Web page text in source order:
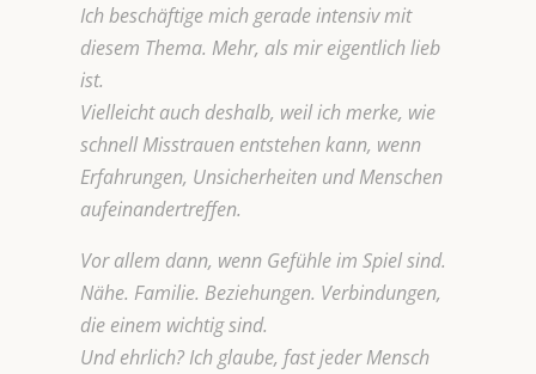
Ich beschäftige mich gerade intensiv mit
diesem Thema. Mehr, als mir eigentlich lieb
ist.
Vielleicht auch deshalb, weil ich merke, wie
schnell Misstrauen entstehen kann, wenn
Erfahrungen, Unsicherheiten und Menschen
aufeinandertreffen.
Vor allem dann, wenn Gefühle im Spiel sind.
Nähe. Familie. Beziehungen. Verbindungen,
die einem wichtig sind.
Und ehrlich? Ich glaube, fast jeder Mensch